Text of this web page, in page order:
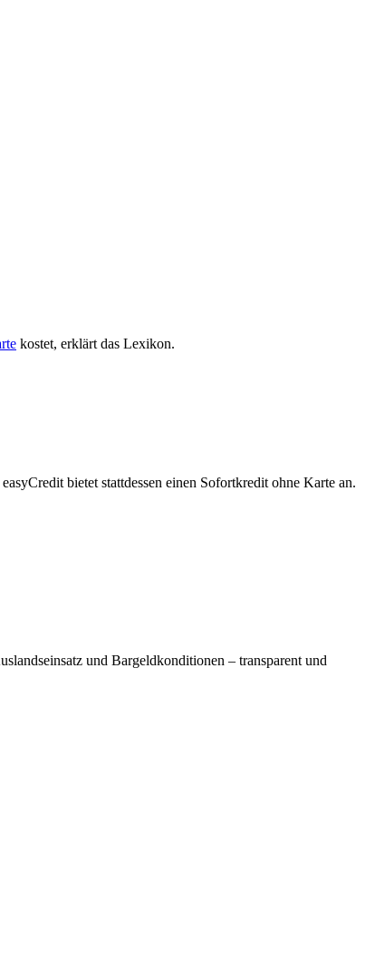
kostet, erklärt das Lexikon.
bietet stattdessen einen Sofortkredit ohne Karte an.
und Bargeldkonditionen – transparent und